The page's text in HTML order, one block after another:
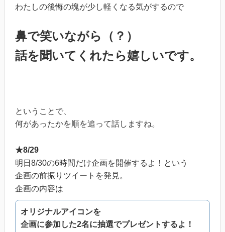
わたしの後悔の塊が少し軽くなる気がするので
鼻で笑いながら（？）
話を聞いてくれたら嬉しいです。
ということで、
何があったかを順を追って話しますね。
★8/29
明日8/30の6時間だけ企画を開催するよ！という
企画の前振りツイートを発見。
企画の内容は
オリジナルアイコンを
企画に参加した2名に抽選でプレゼントするよ！